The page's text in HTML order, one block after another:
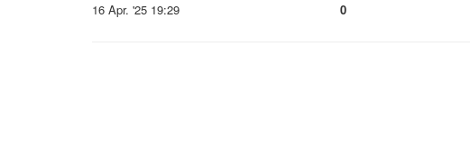
16 Apr. '25 19:29 0